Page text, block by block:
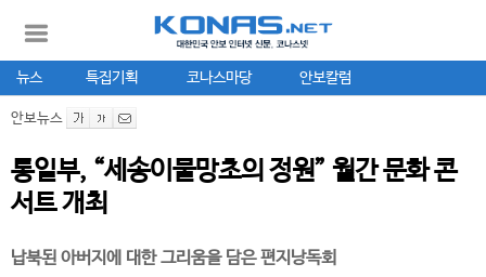
뉴스 특집기획 코나스마당 안보칼럼
안보뉴스
통일부, “세송이물망초의 정원” 월간 문화 콘
서트 개최
납북된 아버지에 대한 그리움을 담은 편지낭독회